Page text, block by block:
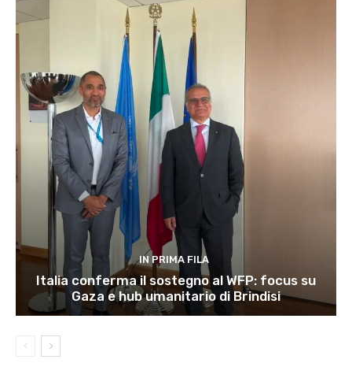
IN PRIMA FILA
Italia conferma il sostegno al WFP: focus su
Gaza e hub umanitario di Brindisi